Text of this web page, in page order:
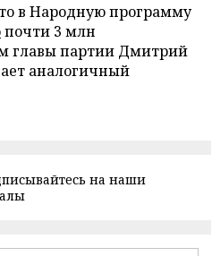
в Народную программу
почти 3 млн
главы партии Дмитрий
аналогичный
на наши